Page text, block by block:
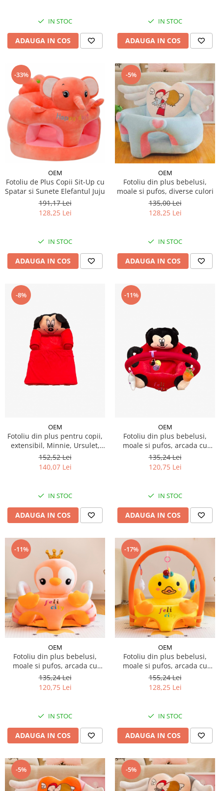
IN STOC
ADAUGA IN COS
IN STOC
ADAUGA IN COS
-33%
OEM
Fotoliu de Plus Copii Sit-Up cu
Spatar si Sunete Elefantul Juju
191,17 Lei
128,25 Lei
IN STOC
ADAUGA IN COS
-5%
OEM
Fotoliu din plus bebelusi,
moale si pufos, diverse culori
135,00 Lei
128,25 Lei
IN STOC
ADAUGA IN COS
-8%
OEM
Fotoliu din plus pentru copii,
extensibil, Minnie, Ursulet,
Hello Kitty
152,52 Lei
140,07 Lei
IN STOC
ADAUGA IN COS
-11%
OEM
Fotoliu din plus bebelusi,
moale si pufos, arcada cu
jucarii inclusa, personaje
diferite
135,24 Lei
120,75 Lei
IN STOC
ADAUGA IN COS
-11%
OEM
Fotoliu din plus bebelusi,
moale si pufos, arcada cu
jucarii inclusa, personaje
diferite
135,24 Lei
120,75 Lei
IN STOC
ADAUGA IN COS
-17%
OEM
Fotoliu din plus bebelusi,
moale si pufos, arcada cu
jucarii inclusa, personaje
diferite
155,24 Lei
128,25 Lei
IN STOC
ADAUGA IN COS
-5% -5%